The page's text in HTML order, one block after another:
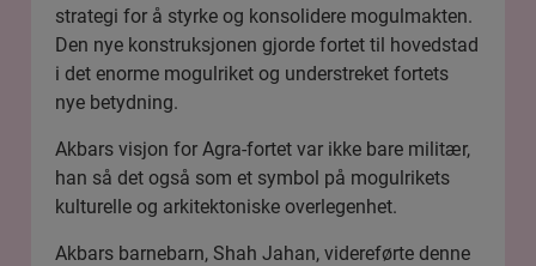
strategi for å styrke og konsolidere mogulmakten.
Den nye konstruksjonen gjorde fortet til hovedstad
i det enorme mogulriket og understreket fortets
nye betydning.
Akbars visjon for Agra-fortet var ikke bare militær,
han så det også som et symbol på mogulrikets
kulturelle og arkitektoniske overlegenhet.
Akbars barnebarn, Shah Jahan, videreførte denne